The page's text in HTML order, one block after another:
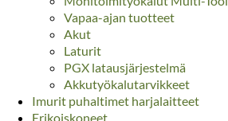
Vapaa-ajan tuotteet
Akut
Laturit
PGX latausjärjestelmä
Akkutyökalutarvikkeet
Imurit puhaltimet harjalaitteet
Erikoiskoneet